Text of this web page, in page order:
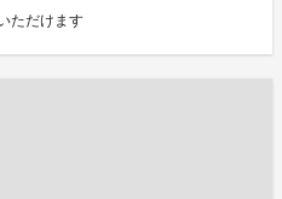
ただけます